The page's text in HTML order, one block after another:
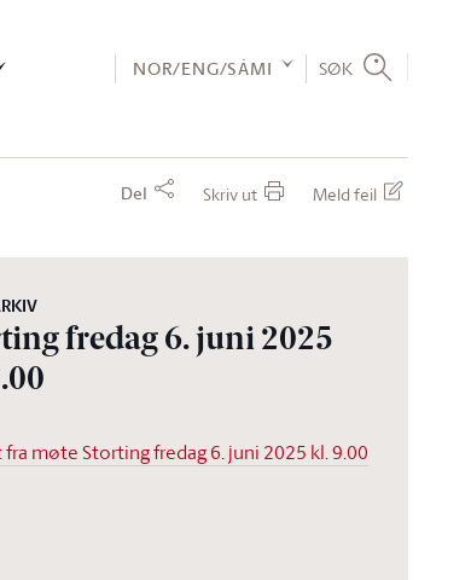
NOR/ENG/SÁMI SØK
Del Skriv ut Meld feil
fredag 6. juni 2025
fra møte Storting fredag 6. juni 2025 kl. 9.00